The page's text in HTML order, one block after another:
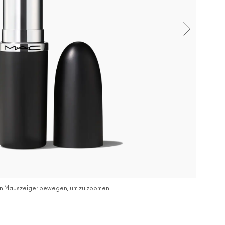
Mauszeiger bewegen, um zu zoomen